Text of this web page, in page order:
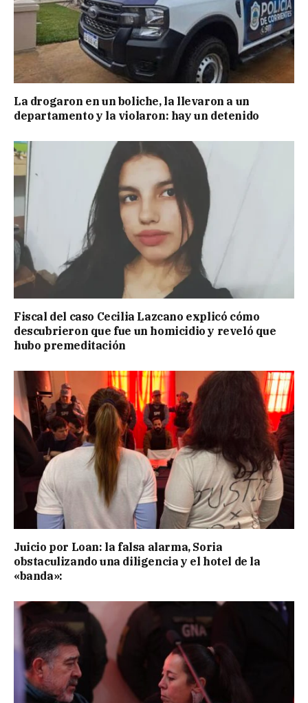
La drogaron en un boliche, la llevaron a un
departamento y la violaron: hay un detenido
Fiscal del caso Cecilia Lazcano explicó cómo
descubrieron que fue un homicidio y reveló que
hubo premeditación
Juicio por Loan: la falsa alarma, Soria
obstaculizando una diligencia y el hotel de la
«banda»: